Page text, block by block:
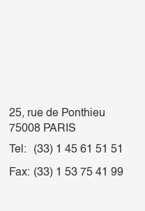
25, rue de Ponthieu
75008 PARIS
Tel:
(33) 1 45 61 51 51
Fax: (33) 1 53 75 41 99